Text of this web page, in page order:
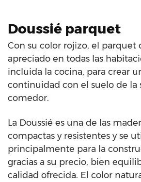
Doussié parquet
Con su color rojizo, el parquet
apreciado en todas las
incluida la cocina, para crear
continuidad con el suelo de la
comedor.
La Doussié es una de las
compactas y resistentes y se
principalmente para la
gracias a su precio, bien
calidad ofrecida. El color